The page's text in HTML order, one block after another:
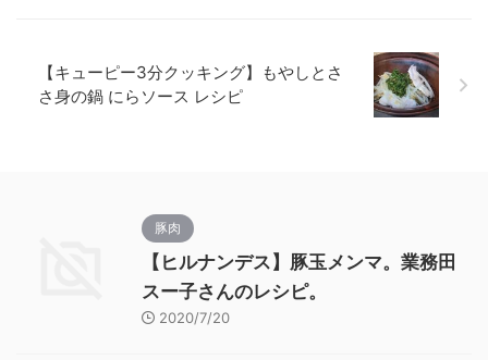
【キューピー3分クッキング】もやしとさ
さ身の鍋 にらソース レシピ
豚肉
【ヒルナンデス】豚玉メンマ。業務田
スー子さんのレシピ。
2020/7/20